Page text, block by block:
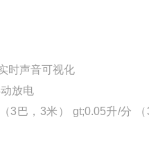
时声音可视化
放电
3巴，3米） gt;0.05升/分